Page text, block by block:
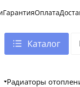
ГарантияОплата
Каталог
Радиаторы